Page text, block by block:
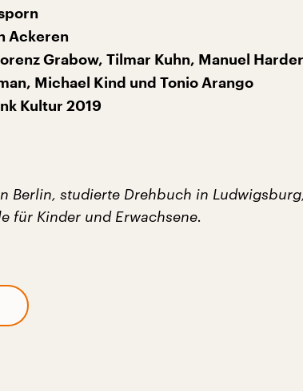
Ackeren
Grabow, Tilmar Kuhn, Manuel
Michael Kind und Tonio Arango
Kultur 2019
Berlin, studierte Drehbuch in
für Kinder und Erwachsene.